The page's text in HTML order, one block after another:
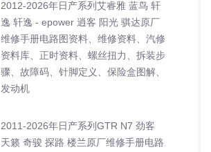
2012-2026年日产系列艾睿雅 蓝鸟 轩
逸 轩逸 - epower 逍客 阳光 骐达原厂
维修手册电路图资料、维修资料、汽修
资料库、正时资料、螺丝扭力、拆装步
骤、故障码、针脚定义、保险盒图解、
发动机
2011-2026年日产系列GTR N7 劲客
天籁 奇骏 探路 楼兰原厂维修手册电路